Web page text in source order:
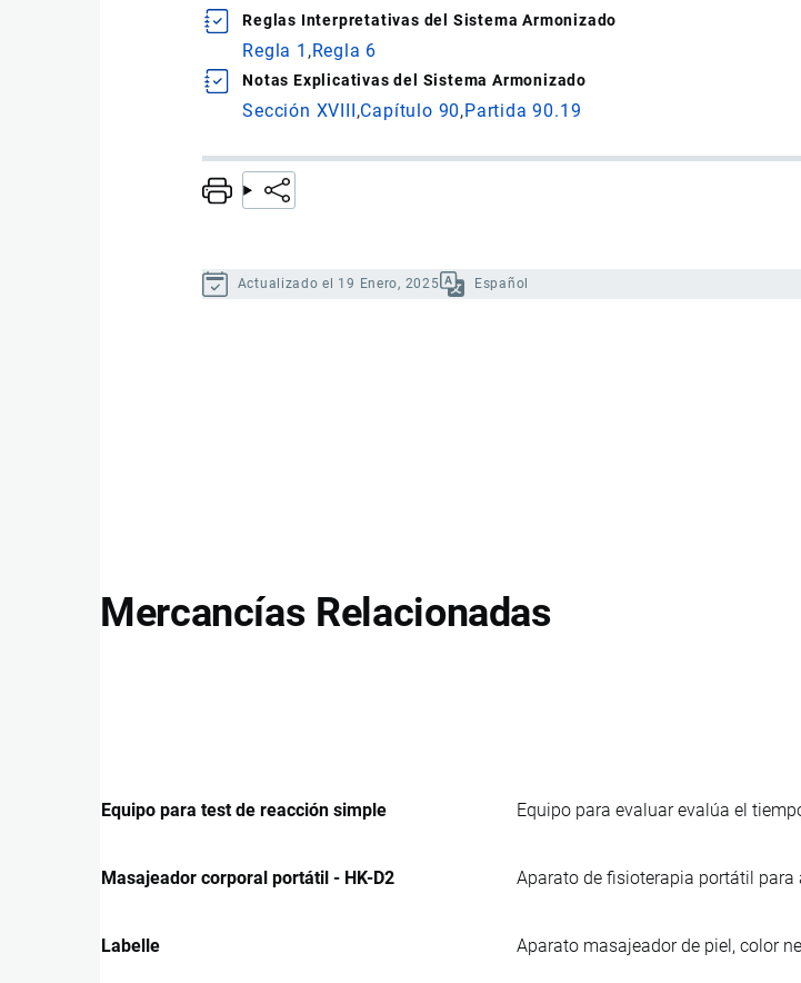
Reglas Interpretativas del Sistema Armonizado
Regla 1 Regla 6
Notas Explicativas del Sistema Armonizado
Sección XVIII Capítulo 90 Partida 90.19
Actualizado el 19 Enero, 2025 Español
Mercancías Relacionadas
Equipo para test de reacción simple Equipo para evaluar evalúa el
Masajeador corporal portátil - HK-D2 Aparato de fisioterapia portátil
Labelle Aparato masajeador de piel, color